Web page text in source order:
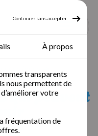
Continuer sans accepter
À propos
transparents
nous permettent de
votre
fréquentation de
Puy de dôme
la-Mouteyre
qui peuvent